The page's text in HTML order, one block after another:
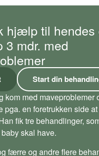
hjælp til hendes
3 mdr. med
Start din
kom med maveproblemer
pga. en foretrukken side
fik tre behandlinger,
skal have.
færre og andre flere